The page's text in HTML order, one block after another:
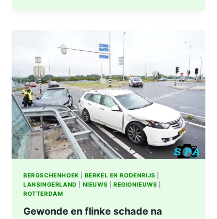
BERGSCHENHOEK BERKEL EN RODENRIJS
LANSINGERLAND
NIEUWS REGIONIEUWS
ROTTERDAM
Gewonde en flinke schade na